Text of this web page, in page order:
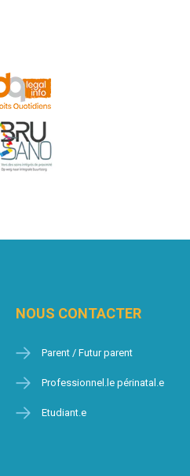
NOUS CONTACTER
Parent / Futur parent
Professionnel.le périnatal.e
Etudiant.e